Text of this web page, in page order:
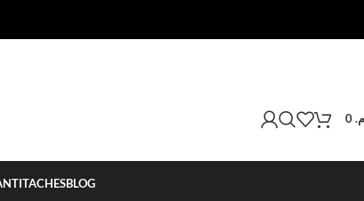
0
BLOG